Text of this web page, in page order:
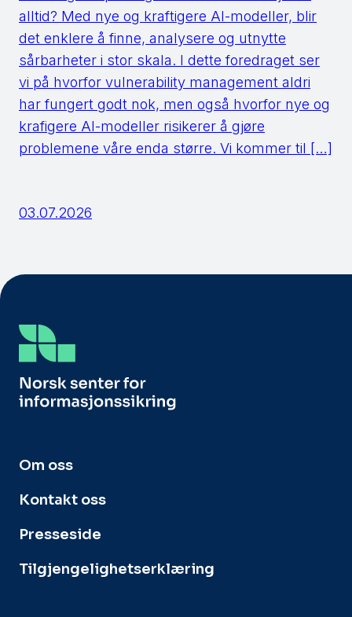
alltid? Med nye og kraftigere AI-modeller, blir
det enklere å finne, analysere og utnytte
sårbarheter i stor skala. I dette foredraget ser
vi på hvorfor vulnerability management aldri
har fungert godt nok, men også hvorfor nye og
krafigere AI-modeller risikerer å gjøre
problemene våre enda større. Vi kommer til […]
03.07.2026
Om oss
Kontakt oss
Presseside
Tilgjengelighetserklæring